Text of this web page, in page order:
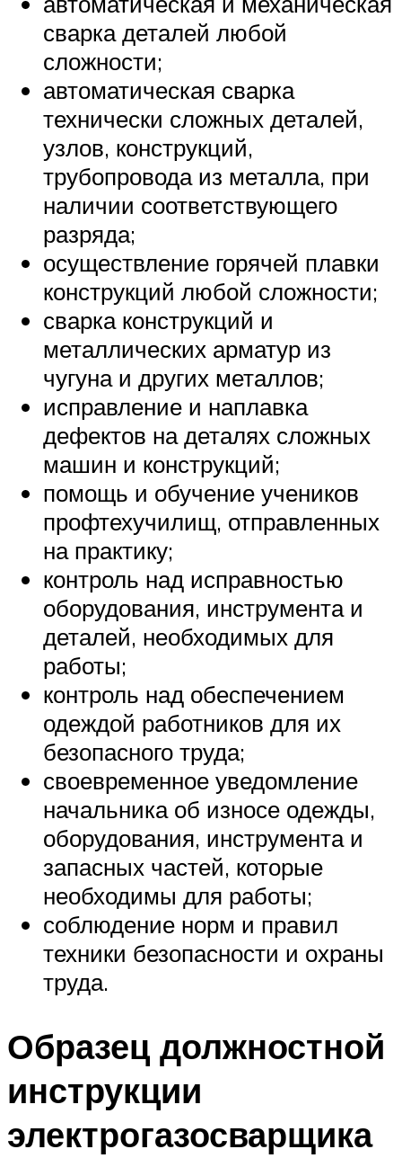
сварка деталей любой
сложности;
автоматическая сварка
технически сложных деталей,
узлов, конструкций,
трубопровода из металла, при
наличии соответствующего
разряда;
осуществление горячей плавки
конструкций любой сложности;
сварка конструкций и
металлических арматур из
чугуна и других металлов;
исправление и наплавка
дефектов на деталях сложных
машин и конструкций;
помощь и обучение учеников
профтехучилищ, отправленных
на практику;
контроль над исправностью
оборудования, инструмента и
деталей, необходимых для
работы;
контроль над обеспечением
одеждой работников для их
безопасного труда;
своевременное уведомление
начальника об износе одежды,
оборудования, инструмента и
запасных частей, которые
необходимы для работы;
соблюдение норм и правил
техники безопасности и охраны
труда.
Образец должностной
инструкции
электрогазосварщика